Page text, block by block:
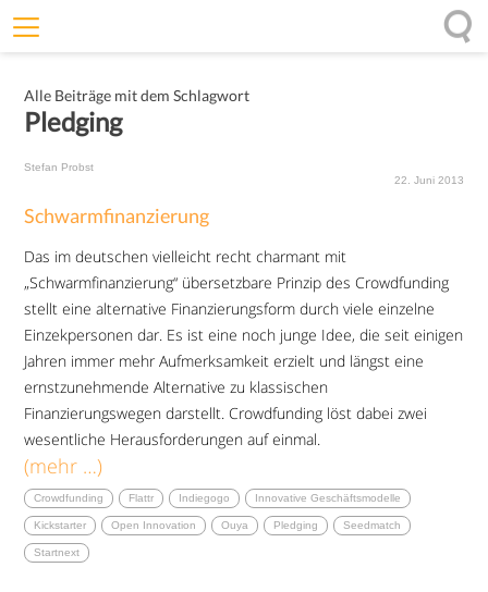
Offenheit
Ursprung
Impulse
Alle Beiträge mit dem Schlagwort
Pledging
Stefan Probst
22. Juni 2013
Schwarmfinanzierung
Das im deutschen vielleicht recht charmant mit
„Schwarmfinanzierung“ übersetzbare Prinzip des Crowdfunding
stellt eine alternative Finanzierungsform durch viele einzelne
Einzekpersonen dar. Es ist eine noch junge Idee, die seit einigen
Jahren immer mehr Aufmerksamkeit erzielt und längst eine
ernstzunehmende Alternative zu klassischen
Finanzierungswegen darstellt. Crowdfunding löst dabei zwei
wesentliche Herausforderungen auf einmal.
(mehr …)
Crowdfunding Flattr Indiegogo Innovative Geschäftsmodelle
Kickstarter Open Innovation Ouya Pledging Seedmatch
Startnext